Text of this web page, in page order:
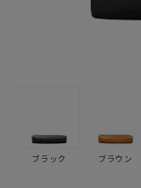
ブラック ブラウン